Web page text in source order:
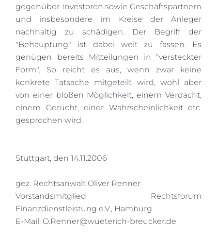
gegenüber Investoren sowie Geschäftspartnern
und insbesondere im Kreise der Anleger
nachhaltig zu schädigen. Der Begriff der
"Behauptung" ist dabei weit zu fassen. Es
genügen bereits Mitteilungen in "versteckter
Form". So reicht es aus, wenn zwar keine
konkrete Tatsache mitgeteilt wird, wohl aber
von einer bloßen Möglichkeit, einem Verdacht,
einem Gerücht, einer Wahrscheinlichkeit etc.
gesprochen wird.
Stuttgart, den 14.11.2006
gez. Rechtsanwalt Oliver Renner
Vorstandsmitglied Rechtsforum
Finanzdienstleistung e.V., Hamburg
E-Mail: O.Renner@wueterich-breucker.de